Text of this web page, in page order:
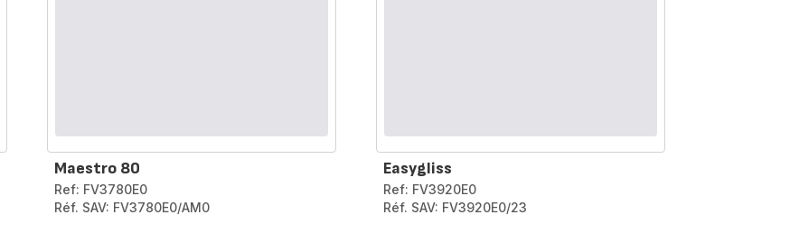
Maestro 80
Ref: FV3780E0
Réf. SAV: FV3780E0/AM0
Easygliss
Ref: FV3920E0
Réf. SAV: FV3920E0/23